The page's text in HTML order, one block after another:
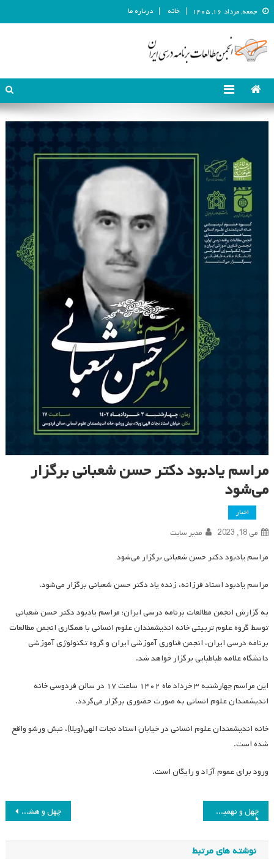
جمعه, مرداد ۱۶, ۱۴۰۵ خانه درباره ما
انجمن مطالعات برنامه درسی ایران
مراسم یادبود دکتر حسن شعبانی برگزار
می‌شود
اخبار
می 18, 2023 مدیر سایت
مراسم یادبود دکتر حسن شعبانی برگزار می‌شود
مراسم یادبود استاد فرزانه، زنده یاد دکتر حسن شعبانی برگزار می‌شود.
به گزارش انجمن مطالعات برنامه درسی ایران؛ مراسم یادبود دکتر حسن شعبانی
توسط گروه علوم تربیتی خانه اندیشمندان علوم انسانی با همکاری انجمن مطالعات
برنامه درسی ایران، انجمن فناوری آموزشی ایران و گروه تکنولوژی آموزشی
دانشگاه علامه طباطبایی برگزار خواهد شد.
این مراسم چهارشنبه ۳ خرداد ماه ۱۴۰۲ ساعت ۱۷ در سالن فردوسی خانه
اندیشمندان علوم انسانی به صورت حضوری برگزار می‌گردد.
خانه اندیشمندان علوم انسانی در خیابان استاد نجات الهی(ویلا)، نبش ورشو واقع
شده است.
ورود برای عموم آزاد و رایگان است.
راهبری
نوشته
چهل و هشتمین جلسه هیئت مدیره انجمن مطالعات برنامه درسی ایران چهل و نهمین جلسه هیئت مدیره انجمن مطالعات برنامه درسی ایران
نوشته های مرتبط